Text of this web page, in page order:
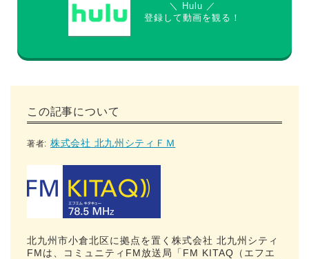
＼ Hulu ／
登録して動画を観る！
この記事について
著者: 株式会社 北九州シティＦＭ
北九州市小倉北区に拠点を置く株式会社 北九州シティ
FMは、コミュニティFM放送局「FM KITAQ（エフエ